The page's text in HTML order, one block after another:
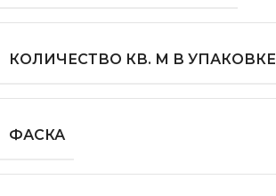
КОЛИЧЕСТВО КВ. М В УПАКОВКЕ
ФАСКА